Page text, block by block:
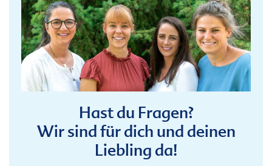
Hast du Fragen?
Wir sind für dich und deinen
Liebling da!